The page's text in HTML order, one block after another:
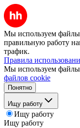
Мы используем файлы
правильную работу
трафик.
Правила
Мы используем файлы
файлов cookie
Понятно
Ищу работу
Ищу работу
Ищу работу